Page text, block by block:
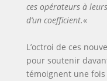
ces opérateurs à
d’un coefficient.«
L’octroi de ces
pour soutenir
témoignent une